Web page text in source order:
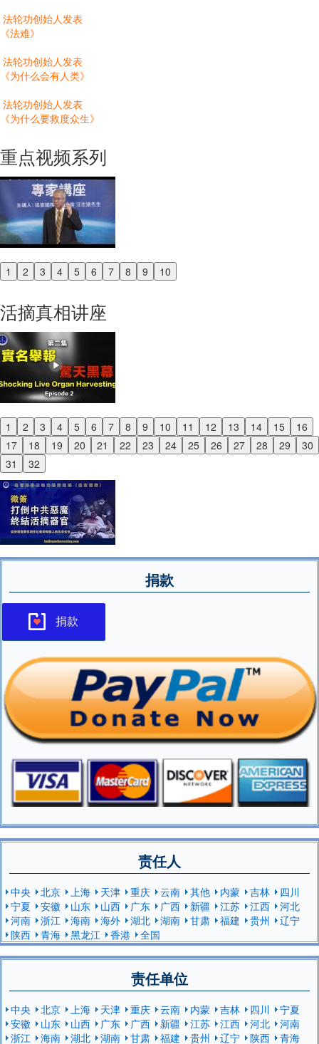
法轮功创始人发表
《法难》
法轮功创始人发表
《为什么会有人类》
法轮功创始人发表
《为什么要救度众生》
重点视频系列
1 2 3 4 5 6 7 8 9 10
Previous
活摘真相讲座
1 2 3 4 5 6 7 8 9 10 11 12 13 14 15
16
17
18 19 20 21 22 23 24 25 26 27 28 29
30
31
32
Previous
Next
捐款
捐款
责任人
中央 北京 上海 天津 重庆 云南 其他 内蒙 吉林
四川
宁夏
安徽 山东 山西 广东 广西 新疆 江苏 江西
河北
河南
浙江 海南 海外 湖北 湖南 甘肃 福建 贵州
辽宁
陕西
青海 黑龙江 香港 全国
责任单位
中央 北京 上海 天津 重庆 云南 内蒙 吉林 四川
宁夏
安徽
山东 山西 广东 广西 新疆 江苏 江西 河北
河南
浙江
海南 湖北 湖南 甘肃 福建 贵州 辽宁 陕西
青海